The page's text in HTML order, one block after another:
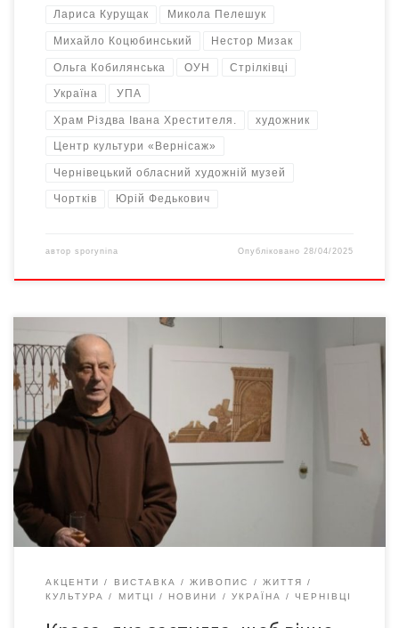
Лариса Курущак Микола Пелешук
Михайло Коцюбинський Нестор Мизак
Ольга Кобилянська ОУН Стрілківці
Україна УПА
Храм Різдва Івана Хрестителя. художник
Центр культури «Вернісаж»
Чернівецький обласний художній музей
Чортків Юрій Федькович
автор sporynina Опубліковано28/04/2025
4 лютого 2025-го у галереі Steinberg Gallery&Cafe у Чернівцях
відбулася лекція, обговорення та фінісаж виставки «ЗЕМЛЯ
ОБІТОВАНА» художника-графіка Олега Любківського. На
зображеннях переважає м’який, теплий теракотово-
брунатний тон — колір випаленої глини, землі, що зберігає
сонце. Це поєднання кольору охри, кори, іноді навіть паленого
цукру. Цей птах справді вражає — […]
АКЦЕНТИ ВИСТАВКА ЖИВОПИС
ЖИТТЯ
КУЛЬТУРА
МИТЦІ НОВИНИ УКРАЇНА ЧЕРНІВЦІ